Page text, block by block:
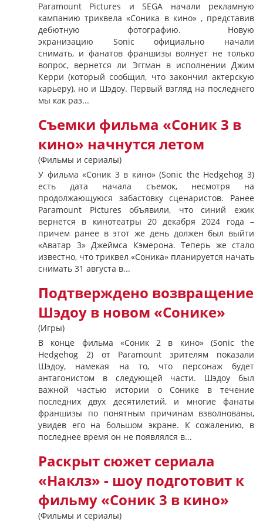
Paramount Pictures и SEGA начали рекламную
кампанию триквела «Соника в кино» , представив
дебютную фотографию. Новую
экранизацию Sonic официально начали
снимать, и фанатов франшизы волнует не только
вопрос, вернется ли Эггман в исполнении Джим
Керри (который сообщил, что закончил актерскую
карьеру), но и Шэдоу. Первый взгляд на последнего
мы как раз...
Съемки фильма «Соник 3 в
кино» начнутся летом
(Фильмы и сериалы)
У фильма «Соник 3 в кино» (Sonic the Hedgehog 3)
есть дата начала съемок, несмотря на
продолжающуюся забастовку сценаристов. Ранее
Paramount Pictures объявили, что синий ежик
вернется в кинотеатры 20 декабря 2024 года –
причем ранее в этот же день должен был выйти
«Аватар 3» Джеймса Кэмерона. Теперь же стало
известно, что триквел «Соника» планируется начать
снимать 31 августа в...
Подтверждено возвращение
Шэдоу в новом «Сонике»
(Игры)
В конце фильма «Соник 2 в кино» (Sonic the
Hedgehog 2) от Paramount зрителям показали
Шэдоу, намекая на то, что персонаж будет
антагонистом в следующей части. Шэдоу был
важной частью истории о Сонике в течение
последних двух десятилетий, и многие фанаты
франшизы по понятным причинам взволнованы,
увидев его на большом экране. К сожалению, в
последнее время он не появлялся в...
Раскрыт сюжет сериала
«Наклз» - шоу подготовит к
фильму «Соник 3 в кино»
(Фильмы и сериалы)